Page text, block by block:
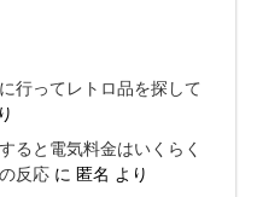
行ってレトロ品を探して
ると電気料金はいくらく
反応 に匿名 より